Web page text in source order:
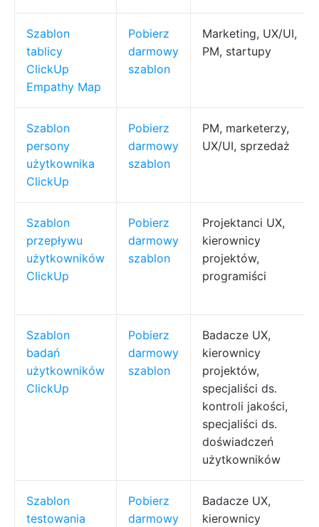
Szablon
tablicy
ClickUp
Empathy Map
Pobierz
darmowy
szablon
Marketing, UX/UI,
PM, startupy
Szablon
persony
użytkownika
ClickUp
Pobierz
darmowy
szablon
PM, marketerzy,
UX/UI, sprzedaż
Szablon
przepływu
użytkowników
ClickUp
Pobierz
darmowy
szablon
Projektanci UX,
kierownicy
projektów,
programiści
Szablon
badań
użytkowników
ClickUp
Pobierz
darmowy
szablon
Badacze UX,
kierownicy
projektów,
specjaliści ds.
kontroli jakości,
specjaliści ds.
doświadczeń
użytkowników
Szablon
testowania
Pobierz
darmowy
Badacze UX,
kierownicy